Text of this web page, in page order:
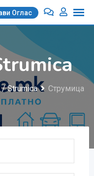
Oглас
Strumica
Струмица